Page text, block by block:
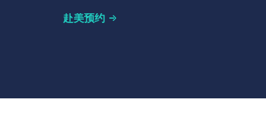
赴美预约